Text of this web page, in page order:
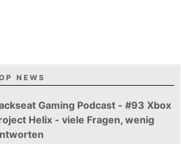
NEWS
Gaming Podcast - #93 Xbox
Helix - viele Fragen, wenig